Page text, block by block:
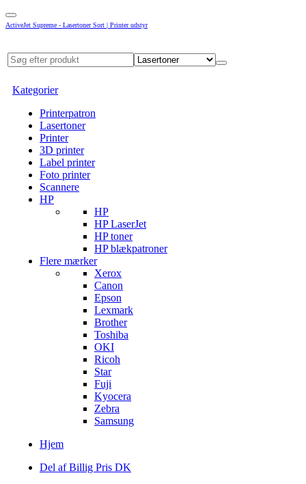
ActiveJet Supreme - Lasertoner Sort | Printer udstyr
Kategorier
Printerpatron
Lasertoner
Printer
3D printer
Label printer
Foto printer
Scannere
HP
HP
HP LaserJet
HP toner
HP blækpatroner
Flere mærker
Xerox
Canon
Epson
Lexmark
Brother
Toshiba
OKI
Ricoh
Star
Fuji
Kyocera
Zebra
Samsung
Hjem
Del af Billig Pris DK